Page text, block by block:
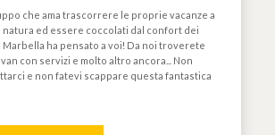
che ama trascorrere le proprie vacanze a
natura ed essere coccolati dal confort dei
Marbella ha pensato a voi! Da noi troverete
con servizi e molto altro ancora... Non
e non fatevi scappare questa fantastica